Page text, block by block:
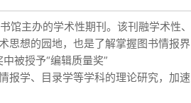
馆主办的学术性期刊。该刊融学术性、
思想的园地，也是了解掌握图书情报界
被授予“编辑质量奖”
报学、目录学等学科的理论研究，加速